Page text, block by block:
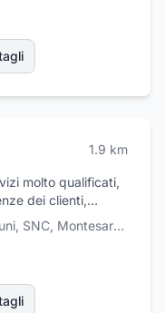
1.9 km
molto qualificati,
dei clienti,
garantisce un
esprime tutta la
prodotti
un personale
SNC, Montesarchio